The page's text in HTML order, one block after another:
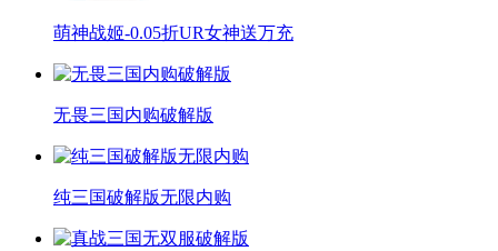
萌神战姬-0.05折UR女神送万充
无畏三国内购破解版
纯三国破解版无限内购